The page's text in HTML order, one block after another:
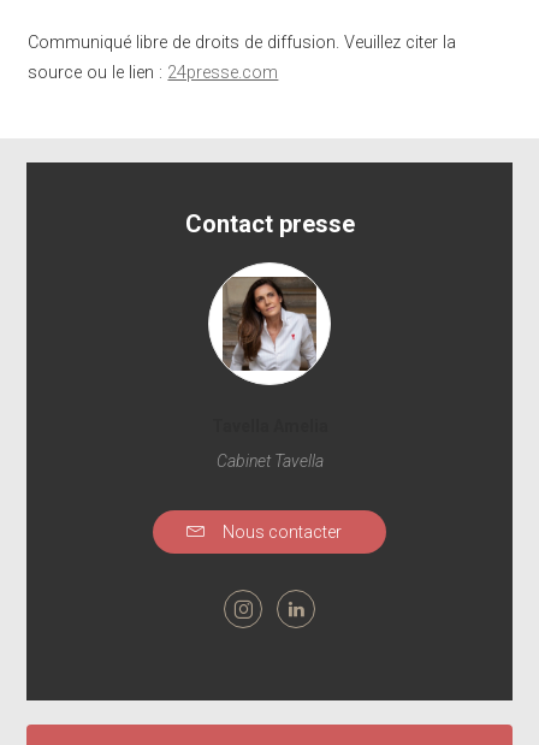
Communiqué libre de droits de diffusion. Veuillez citer la
source ou le lien : 24presse.com
Contact presse
Cabinet Tavella
Nous contacter